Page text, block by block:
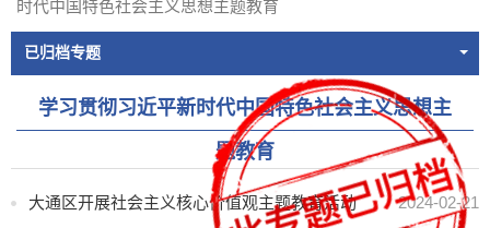
时代中国特色社会主义思想主题教育
已归档专题
学习贯彻习近平新时代中国特色社会主义思想主
题教育
大通区开展社会主义核心价值观主题教育活动 2024-02-21